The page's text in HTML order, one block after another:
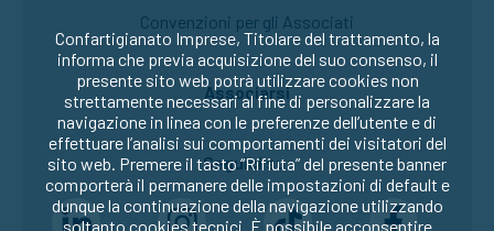
Convenzioni per gli Associati
Associarsi
Seguici su:
Confartigianato Imprese, Titolare del trattamento, la
informa che previa acquisizione del suo consenso, il
presente sito web potrà utilizzare cookies non
strettamente necessari al fine di personalizzare la
navigazione in linea con le preferenze dell’utente e di
effettuare l’analisi sui comportamenti dei visitatori del
sito web. Premere il tasto “Rifiuta” del presente banner
comporterà il permanere delle impostazioni di default e
dunque la continuazione della navigazione utilizzando
soltanto cookies tecnici. È possibile acconsentire